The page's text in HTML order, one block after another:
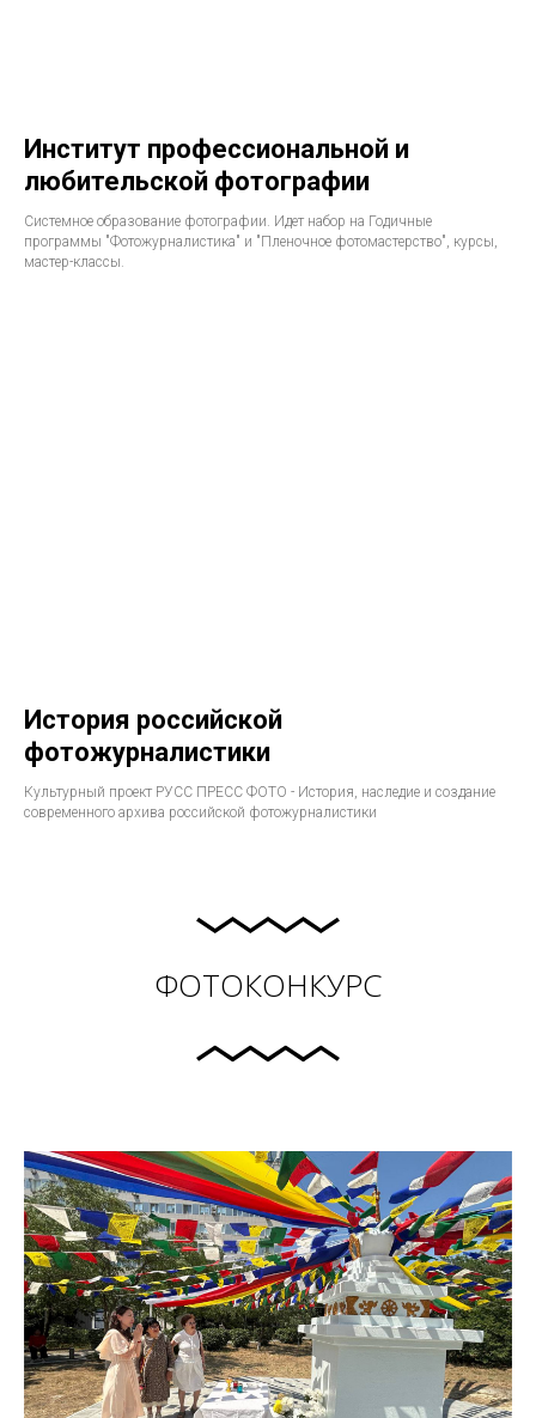
Институт профессиональной и
любительской фотографии
Системное образование фотографии. Идет набор на Годичные
программы "Фотожурналистика" и "Пленочное фотомастерство", курсы,
мастер-классы.
История российской
фотожурналистики
Культурный проект РУСС ПРЕСС ФОТО - История, наследие и создание
современного архива российской фотожурналистики
ФОТОКОНКУРС